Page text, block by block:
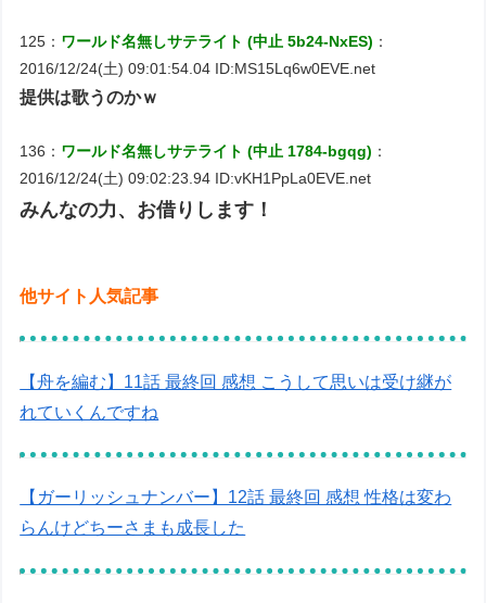
125： ワールド名無しサテライト (中止 5b24-NxES) ：
2016/12/24(土) 09:01:54.04 ID:MS15Lq6w0EVE.net
提供は歌うのかｗ
136： ワールド名無しサテライト (中止 1784-bgqg) ：
2016/12/24(土) 09:02:23.94 ID:vKH1PpLa0EVE.net
みんなの力、お借りします！
他サイト人気記事
【舟を編む】11話 最終回 感想 こうして思いは受け継が
れていくんですね
【ガーリッシュナンバー】12話 最終回 感想 性格は変わ
らんけどちーさまも成長した